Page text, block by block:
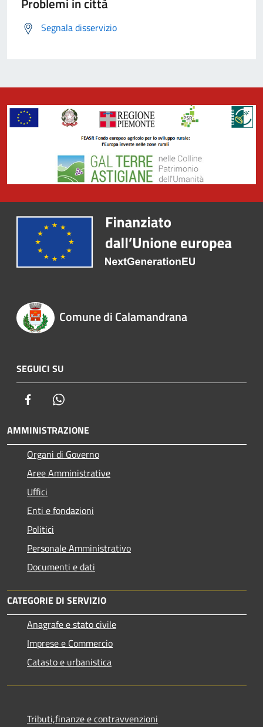
Segnala disservizio
Comune di Calamandrana
SEGUICI SU
Facebook
AMMINISTRAZIONE
Organi di Governo
Aree Amministrative
Uffici
Enti e fondazioni
Politici
Personale Amministrativo
Documenti e dati
CATEGORIE DI SERVIZIO
Anagrafe e stato civile
Imprese e Commercio
Catasto e urbanistica
Tributi,finanze e contravvenzioni